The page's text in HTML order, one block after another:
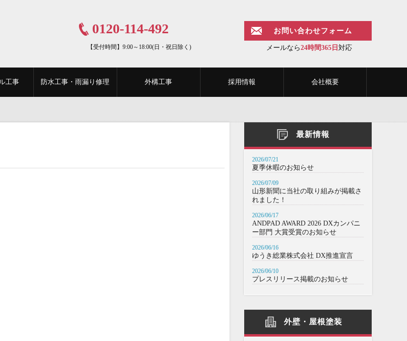
0120-114-492
【受付時間】9:00～18:00(日・祝日除く)
お問い合わせフォーム
メールなら24時間365日 対応
工事 防水工事・雨漏り修理 外構工事 採用情報 会社概要
最新情報
2026/07/21
夏季休暇のお知らせ
2026/07/09
山形新聞に当社の取り組みが掲載さ
れました！
2026/06/17
ANDPAD AWARD 2026 DXカンパニ
ー部門 大賞受賞のお知らせ
2026/06/16
ゆうき総業株式会社 DX推進宣言
2026/06/10
プレスリリース掲載のお知らせ
外壁・屋根塗装